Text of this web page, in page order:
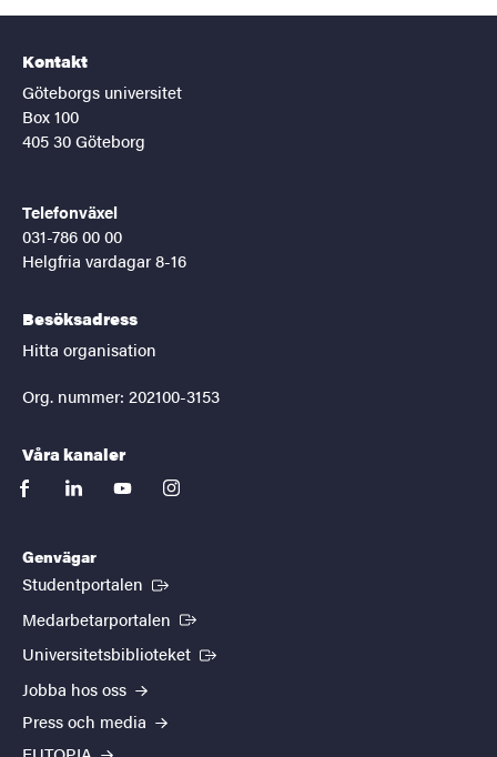
Kontakt
Göteborgs universitet
Box 100
405 30 Göteborg
Telefonväxel
031-786 00 00
Helgfria vardagar 8-16
Besöksadress
Hitta organisation
Org. nummer: 202100-3153
Våra kanaler
facebooklinkedinyoutubeinstagram
Genvägar
Studentportalen (Extern länk)
Medarbetarportalen (Extern länk)
Universitetsbiblioteket (Extern länk)
Jobba hos oss
Press och media